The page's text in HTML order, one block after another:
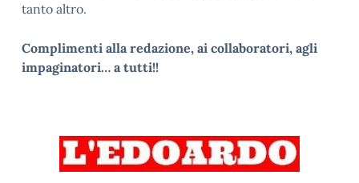
tanto altro.
Complimenti alla redazione, ai collaboratori, agli
impaginatori… a tutti!!